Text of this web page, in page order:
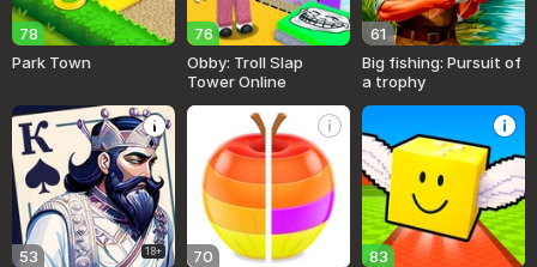
78
Park Town
76
Obby: Troll Slap
Tower Online
61
Big fishing: Pursuit of
a trophy
53 18+
70
83